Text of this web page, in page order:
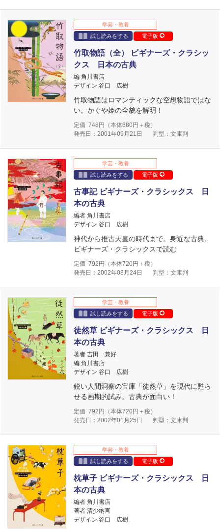
学芸・教養
試し読みをする
電子版
竹取物語（全） ビギナーズ・クラシッ
クス 日本の古典
編 角川書店
デザイン 谷口 広樹
竹取物語はロマンティックな空想物語ではな
い。かぐや姫の全貌を解明！
定価 748 円（本体680円＋税）
発売日：2001年09月21日
判型：文庫判
学芸・教養
試し読みをする
電子版
古事記 ビギナーズ・クラシックス 日
本の古典
編者 角川書店
デザイン 谷口 広樹
神代から推古天皇の時代まで。身近な古典、
ビギナーズ・クラシックスで読む
定価 792 円（本体720円＋税）
発売日：2002年08月24日
判型：文庫判
学芸・教養
試し読みをする
電子版
徒然草 ビギナーズ・クラシックス 日
本の古典
著者 吉田 兼好
編 角川書店
デザイン 谷口 広樹
鋭い人間洞察の宝庫「徒然草」を現代に甦ら
せる画期的試み。古典が面白い！
定価 792 円（本体720円＋税）
発売日：2002年01月25日
判型：文庫判
学芸・教養
試し読みをする
電子版
枕草子 ビギナーズ・クラシックス 日
本の古典
編者 角川書店
著者 清少納言
デザイン 谷口 広樹